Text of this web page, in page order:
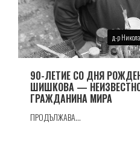
д-р
90-ЛЕТИЕ СО ДНЯ
ШИШКОВА —
ГРАЖДАНИНА МИРА
ПРОДЪЛЖАВА...